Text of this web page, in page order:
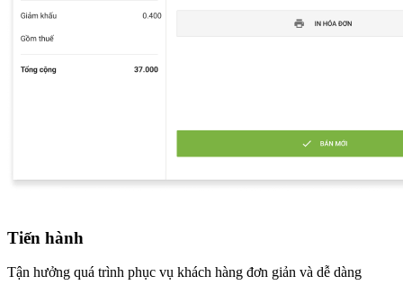
Tiến hành
Tận hưởng quá trình phục vụ khách hàng đơn giản và dễ dàng